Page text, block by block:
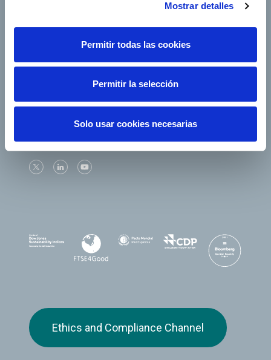
Mostrar detalles
Permitir todas las cookies
Permitir la selección
Solo usar cookies necesarias
Ethics and Compliance Channel